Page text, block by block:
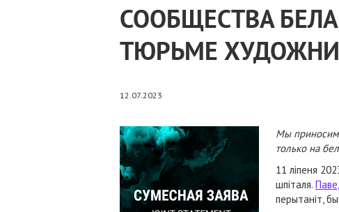
СООБЩЕСТВА
ТЮРЬМЕ
12.07.2023
Мы приносим
только на
11 ліпеня
шпіталя.
перытаніт,